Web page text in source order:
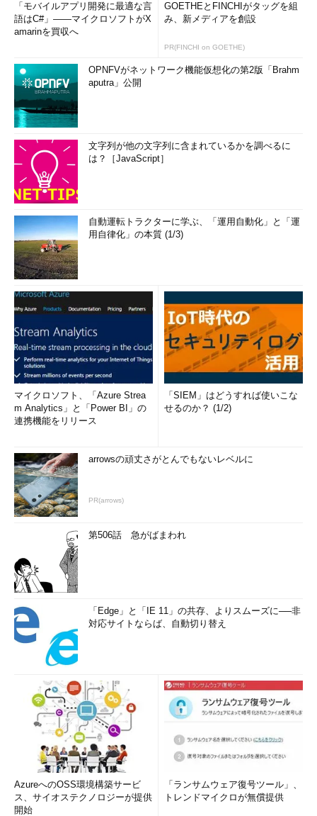
「モバイルアプリ開発に最適な言
語はC#」――マイクロソフトがX
amarinを買収へ
GOETHEとFINCHIがタッグを組
み、新メディアを創設
PR(FINCHI on GOETHE)
OPNFVがネットワーク機能仮想化の第2版「Brahm
aputra」公開
文字列が他の文字列に含まれているかを調べるに
は？［JavaScript］
自動運転トラクターに学ぶ、「運用自動化」と「運
用自律化」の本質 (1/3)
マイクロソフト、「Azure Strea
m Analytics」と「Power BI」の
連携機能をリリース
「SIEM」はどうすれば使いこな
せるのか？ (1/2)
arrowsの頑丈さがとんでもないレベルに
PR(arrows)
第506話 急がばまわれ
「Edge」と「IE 11」の共存、よりスムーズに──非
対応サイトならば、自動切り替え
AzureへのOSS環境構築サービ
ス、サイオステクノロジーが提供
開始
「ランサムウェア復号ツール」、
トレンドマイクロが無償提供